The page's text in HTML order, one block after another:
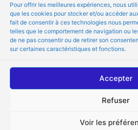
Pour offrir les meilleures expériences, nous
que les cookies pour stocker et/ou accéder
fait de consentir à ces technologies nous
telles que le comportement de navigation ou
de ne pas consentir ou de retirer son
sur certaines caractéristiques et fonctions.
Accepter
Refuser
Voir les